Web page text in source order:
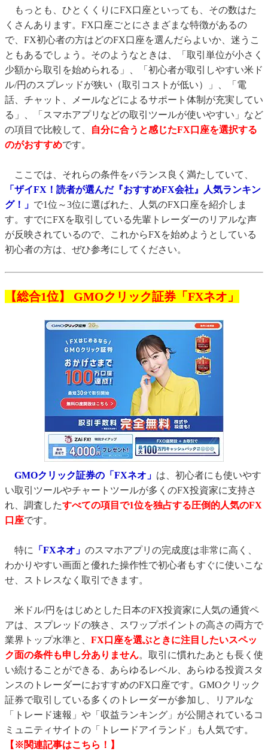
もっとも、ひとくくりにFX口座といっても、その数はた
くさんあります。FX口座ごとにさまざまな特徴があるの
で、FX初心者の方はどのFX口座を選んだらよいか、迷うこ
ともあるでしょう。そのようなときは、「取引単位が小さく
少額から取引を始められる」、「初心者が取引しやすい米ド
ル/円のスプレッドが狭い（取引コストが低い）」、「電
話、チャット、メールなどによるサポート体制が充実してい
る」、「スマホアプリなどの取引ツールが使いやすい」など
の項目で比較して、
自分に合うと感じたFX口座を選択する
のがおすすめです。
ここでは、それらの条件をバランス良く満たしていて、
「ザイFX！読者が選んだ『おすすめFX会社』人気ランキン
グ！」 で1位～3位に選ばれた、人気のFX口座を紹介しま
す。すでにFXを取引している先輩トレーダーのリアルな声
が反映されているので、これからFXを始めようとしている
初心者の方は、ぜひ参考にしてください。
【総合1位】 GMOクリック証券「FXネオ」
GMOクリック証券の「FXネオ」 は、初心者にも使いやす
い取引ツールやチャートツールが多くのFX投資家に支持さ
れ、調査したすべての項目で1位を独占する圧倒的人気のFX
口座です。
特に 「FXネオ」 のスマホアプリの完成度は非常に高く、
わかりやすい画面と優れた操作性で初心者もすぐに使いこな
せ、ストレスなく取引できます。
米ドル/円をはじめとした日本のFX投資家に人気の通貨ペ
アは、スプレッドの狭さ、スワップポイントの高さの両方で
業界トップ水準と、 FX口座を選ぶときに注目したいスペッ
ク面の条件も申し分ありません。取引に慣れたあとも長く使
い続けることができる、あらゆるレベル、あらゆる投資スタ
ンスのトレーダーにおすすめのFX口座です。GMOクリック
証券で取引している多くのトレーダーが参加し、リアルな
「トレード速報」や「収益ランキング」が公開されているコ
ミュニティサイトの「トレードアイランド」も人気です。
【※関連記事はこちら！】